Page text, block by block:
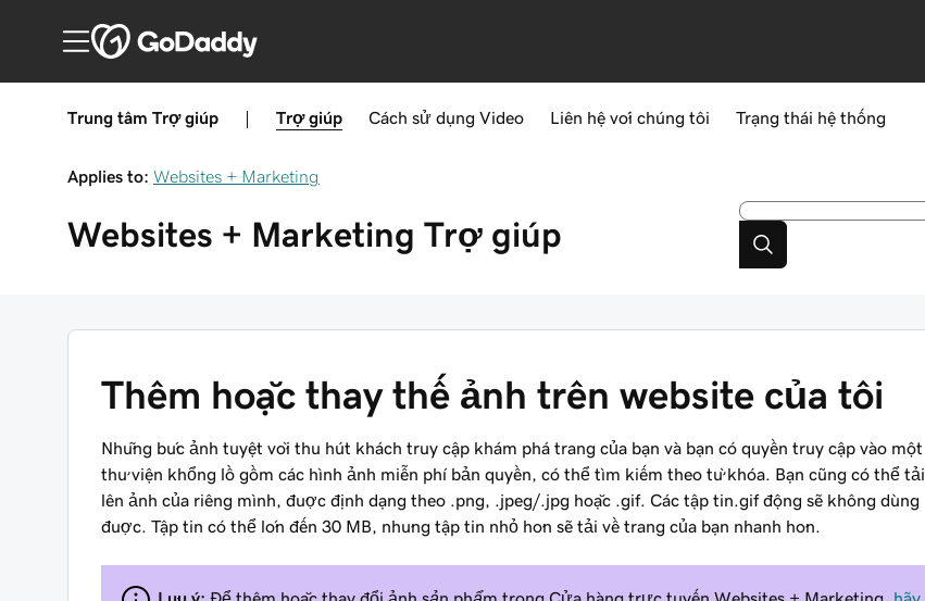
Trung tâm Trợ giúp Trợ giúp Cách sử dụng Video Liên hệ với chúng tôi Trạng thái hệ thống
Applies to: Websites + Marketing
Websites + Marketing Trợ giúp
Thêm hoặc thay thế ảnh trên website của tôi
Những bức ảnh tuyệt vời thu hút khách truy cập khám phá trang của bạn và bạn có quyền truy cập vào một
thư viện khổng lồ gồm các hình ảnh miễn phí bản quyền, có thể tìm kiếm theo từ khóa. Bạn cũng có thể tải
lên ảnh của riêng mình, được định dạng theo .png, .jpeg/.jpg hoặc .gif. Các tập tin.gif động sẽ không dùng
được. Tập tin có thể lớn đến 30 MB, nhưng tập tin nhỏ hơn sẽ tải về trang của bạn nhanh hơn.